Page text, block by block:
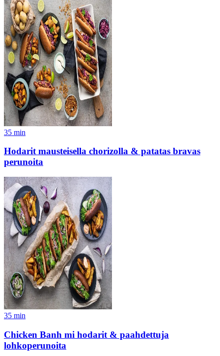
35 min
Hodarit mausteisella chorizolla & patatas bravas
perunoita
35 min
Chicken Banh mi hodarit & paahdettuja
lohkoperunoita